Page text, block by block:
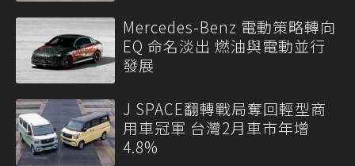
Mercedes-Benz 電動策略轉向
EQ 命名淡出 燃油與電動並行
發展
J SPACE翻轉戰局奪回輕型商
用車冠軍 台灣2月車市年增
4.8%